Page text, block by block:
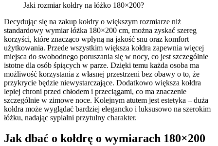
Jaki rozmiar kołdry na łóżko 180×200?
Decydując się na zakup kołdry o większym rozmiarze niż
standardowy wymiar łóżka 180×200 cm, można zyskać szereg
korzyści, które znacząco wpłyną na jakość snu oraz komfort
użytkowania. Przede wszystkim większa kołdra zapewnia więcej
miejsca do swobodnego poruszania się w nocy, co jest szczególnie
istotne dla osób śpiących w parze. Dzięki temu każda osoba ma
możliwość korzystania z własnej przestrzeni bez obawy o to, że
przykrycie będzie niewystarczające. Dodatkowo większa kołdra
lepiej chroni przed chłodem i przeciągami, co ma znaczenie
szczególnie w zimowe noce. Kolejnym atutem jest estetyka – duża
kołdra może wyglądać bardziej elegancko i luksusowo na szerokim
łóżku, nadając sypialni przytulny charakter.
Jak dbać o kołdrę o wymiarach 180×200